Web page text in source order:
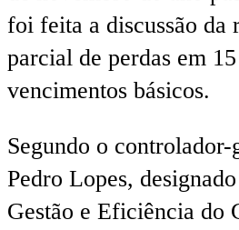
foi feita a discussão da
parcial de perdas em
vencimentos básicos.
Segundo o controlador-
Pedro Lopes,
Gestão e Eficiência do